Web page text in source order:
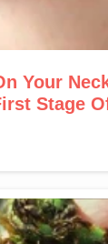
Your
Stage